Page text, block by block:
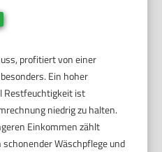
profitiert von einer
Ein hoher
Restfeuchtigkeit ist
niedrig zu halten.
Einkommen zählt
Wäschpflege und